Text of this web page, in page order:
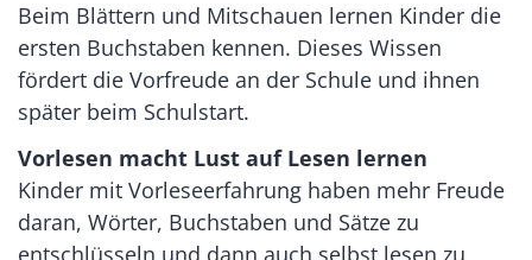
Beim Blättern und Mitschauen lernen Kinder die
ersten Buchstaben kennen. Dieses Wissen
fördert die Vorfreude an der Schule und ihnen
später beim Schulstart.
Vorlesen macht Lust auf Lesen lernen
Kinder mit Vorleseerfahrung haben mehr Freude
daran, Wörter, Buchstaben und Sätze zu
entschlüsseln und dann auch selbst lesen zu